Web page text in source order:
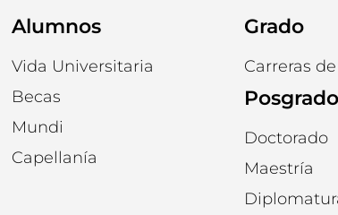
Alumnos
Vida Universitaria
Becas
Mundi
Capellanía
Grado
Carreras
Posgrado
Doctorado
Maestría